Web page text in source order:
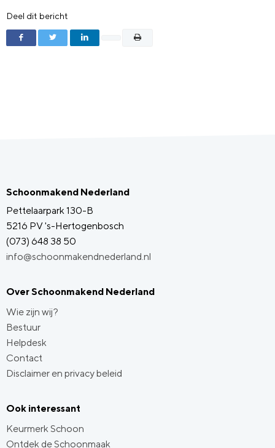
Deel dit bericht
Schoonmakend Nederland
Pettelaarpark 130-B
5216 PV 's-Hertogenbosch
(073) 648 38 50
info@schoonmakendnederland.nl
Over Schoonmakend Nederland
Wie zijn wij?
Bestuur
Helpdesk
Contact
Disclaimer en privacy beleid
Ook interessant
Keurmerk Schoon
Ontdek de Schoonmaak